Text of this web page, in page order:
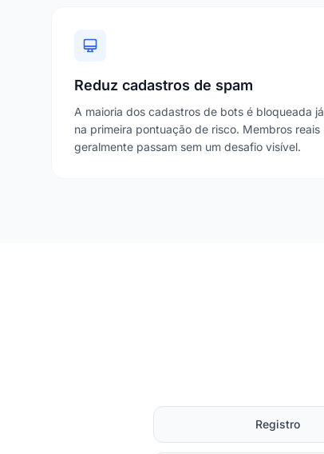
Reduz cadastros de spam
A maioria dos cadastros de bots é bloqueada já
na primeira pontuação de risco. Membros reais
geralmente passam sem um desafio visível.
Registro